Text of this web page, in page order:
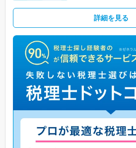
詳細を見る